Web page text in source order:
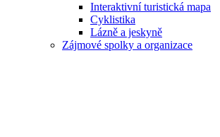
Interaktivní turistická mapa
Cyklistika
Lázně a jeskyně
Zájmové spolky a organizace